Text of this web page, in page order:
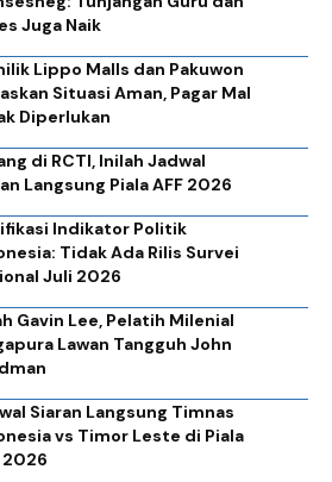
Juga Naik
Lippo Malls dan Pakuwon
Situasi Aman, Pagar Mal
Diperlukan
di RCTI, Inilah Jadwal
Langsung Piala AFF 2026
Indikator Politik
Tidak Ada Rilis Survei
Juli 2026
Gavin Lee, Pelatih Milenial
Lawan Tangguh John
Siaran Langsung Timnas
vs Timor Leste di Piala
2026